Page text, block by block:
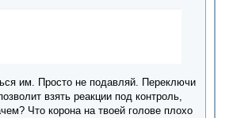
им. Просто не подавляй. Переключи
взять реакции под контроль,
Что корона на твоей голове плохо